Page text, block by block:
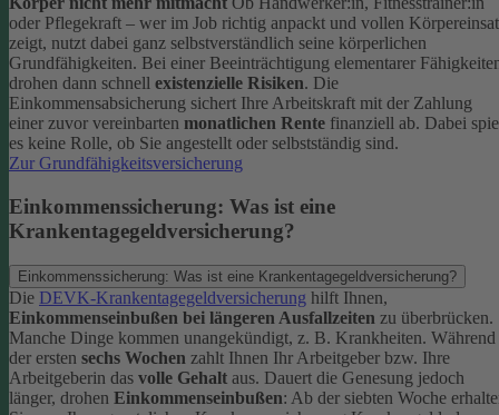
oder Pflegekraft – wer im Job richtig anpackt und vollen
zeigt, nutzt dabei ganz selbstverständlich seine körperlichen
Grundfähigkeiten. Bei einer Beeinträchtigung elementarer
drohen dann schnell existenzielle Risiken. Die
Einkommensabsicherung sichert Ihre Arbeitskraft mit der Zahlung
einer zuvor vereinbarten monatlichen Rente finanziell ab. Dabei
es keine Rolle, ob Sie angestellt oder selbstständig sind.
Zur Grundfähigkeitsversicherung
Einkommenssicherung: Was ist eine
Krankentagegeldversicherung?
Einkommenssicherung: Was ist eine Krankentagegeldversicherung?
Die DEVK-Krankentagegeldversicherung hilft Ihnen,
Einkommenseinbußen bei längeren Ausfallzeiten zu überbrücken.
Manche Dinge kommen unangekündigt, z. B. Krankheiten. Während
der ersten sechs Wochen zahlt Ihnen Ihr Arbeitgeber bzw. Ihre
Arbeitgeberin das volle Gehalt aus. Dauert die Genesung jedoch
länger, drohen Einkommenseinbußen: Ab der siebten Woche